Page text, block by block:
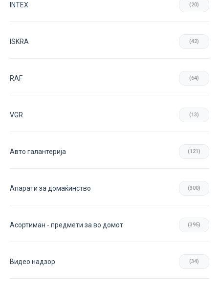
INTEX (20)
ISKRA (42)
RAF (64)
VGR (13)
Авто галантерија (121)
Апарати за домаќинство (300)
Асортиман - предмети за во домот (395)
Видео надзор (34)